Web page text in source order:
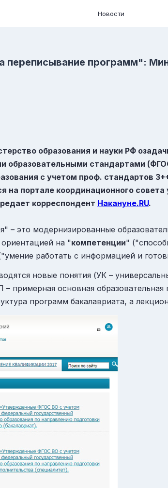
Новости
переписывание программ":
образования и науки РФ
образовательными стандартами
с учетом проф. стандартов
на портале координационного
корреспондент Накануне.RU.
это модернизированные
на "компетенции"
работать с информацией и
новые понятия (УК –
примерная основная
программ бакалавриата, а